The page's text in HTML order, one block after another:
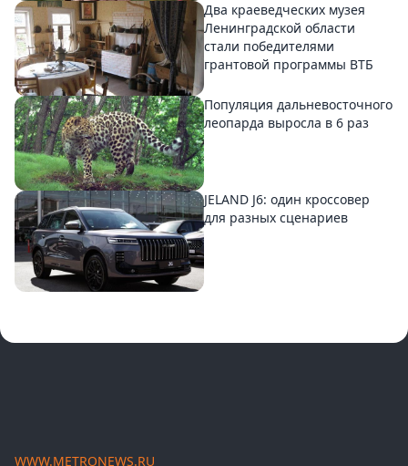
Два краеведческих музея
Ленинградской области
стали победителями
грантовой программы ВТБ
Популяция дальневосточного
леопарда выросла в 6 раз
JELAND J6: один кроссовер
для разных сценариев
WWW.METRONEWS.RU